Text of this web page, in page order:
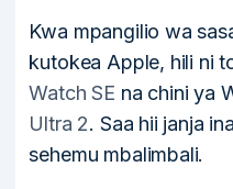
Kwa mpangilio wa
kutokea Apple, hili ni
Watch SE na chini ya
Ultra 2. Saa hii janja
sehemu mbalimbali.